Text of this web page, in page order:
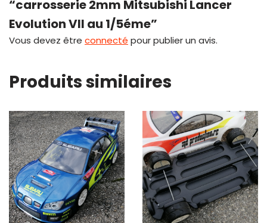
“carrosserie 2mm Mitsubishi Lancer
Evolution VII au 1/5éme”
Vous devez être connecté pour publier un avis.
Produits similaires